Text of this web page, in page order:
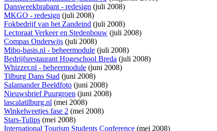
Dansweekbrabant - redesign (juli 2008)
MKGO - redesign (juli 2008)
Fokbedrijf van het Zandeind (juli 2008)
Lectoraat Verkeer en Stedenbouw (juli 2008)
Compas Onderwijs (juli 2008)
Mibo-basis.nl - beheermodule (juli 2008)
Bedrijfsrestaurant Hogeschool Breda (juli 2008)
Whizzer.nl - beheermodule (juni 2008)
Tilburg Dans Stad (juni 2008)
Salamander Beeldfoto (juni 2008)
Nieuwsbrief Puurgroen (juni 2008)
lascalatilburg.nl (mei 2008)
Winkelweetjes fase 2 (mei 2008)
Stars-Tulips (mei 2008)
International Tourism Students Conference (mei 2008)